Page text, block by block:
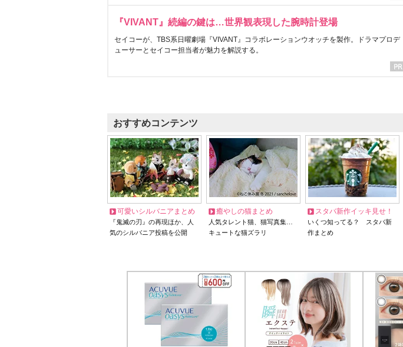
『VIVANT』続編の鍵は…世界観表現した腕時計登場
セイコーが、TBS系日曜劇場『VIVANT』コラボレーションウオッチを製作。ドラマプロデ
ューサーとセイコー担当者が魅力を解説する。
おすすめコンテンツ
可愛いシルバニアまとめ
『鬼滅の刃』の再現ほか、人
気のシルバニア投稿を公開
癒やしの猫まとめ
人気タレント猫、猫写真集…
キュートな猫ズラリ
スタバ新作イッキ見せ！
いくつ知ってる？ スタバ新
作まとめ